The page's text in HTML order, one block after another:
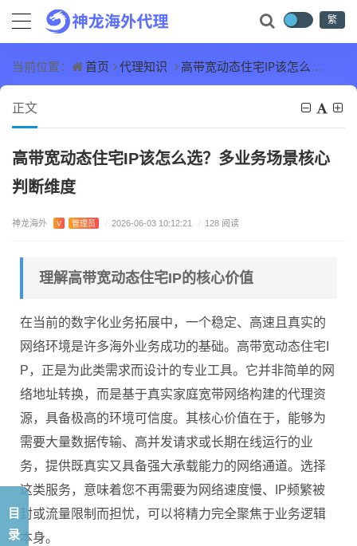
繁
当前位置： 首页 代理知识 高带宽动态住宅IP该怎么选？多业务场景核心判断维度
正文
高带宽动态住宅IP该怎么选？多业务场景核心
判断维度
神龙海外 V 管理员 / 2026-06-03 10:12:21 / 128 阅读
理解高带宽动态住宅IP的核心价值
在当前的数字化业务拓展中，一个稳定、高速且真实的
网络环境是许多海外业务成功的基础。高带宽动态住宅I
P，正是为此类需求而设计的专业工具。它并非简单的网
络地址转换，而是基于真实家庭宽带网络构建的代理资
源，具备极高的环境可信度。其核心价值在于，能够为
需要大量数据传输、高并发请求或长期在线运行的业
务，提供既真实又具备强大承载能力的网络通道。选择
这类服务，意味着您不再需要为网络速度慢、IP频繁被
封或流量限制而担忧，可以将精力完全聚焦于业务逻辑
本身。
目
录